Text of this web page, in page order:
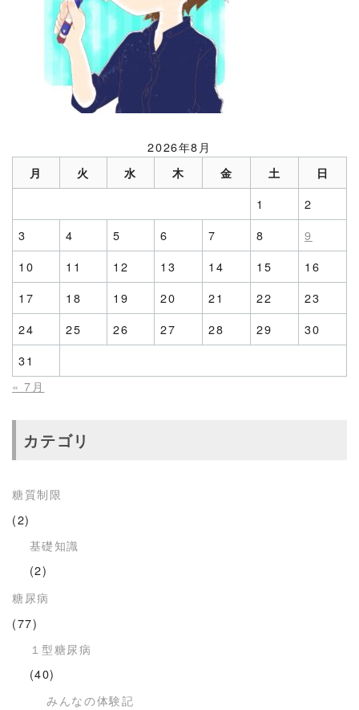
2026年8月
月 火 水 木 金 土 日
1
2
3
4 5 6 7 8
9
10
11 12 13 14 15
16
17
18 19 20 21 22
23
24
25 26 27 28 29
30
31
« 7月
カテゴリ
糖質制限
(2)
基礎知識
(2)
糖尿病
(77)
１型糖尿病
(40)
みんなの体験記